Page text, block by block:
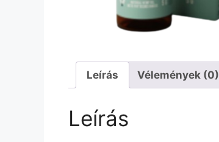
Leírás Vélemények (0)
Leírás